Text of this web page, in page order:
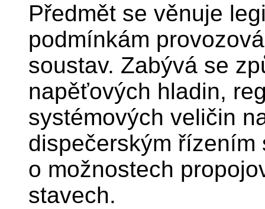
Předmět se věnuje
podmínkám
soustav. Zabývá se
napěťových hladin,
systémových veličin
dispečerským řízením
o možnostech
stavech.